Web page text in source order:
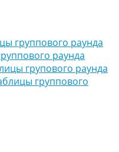
группового раунда
раунда
групового раунда
группового